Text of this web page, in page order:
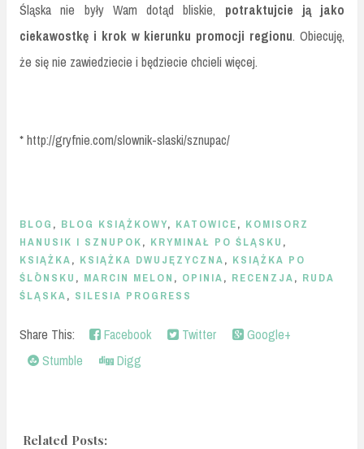
Śląska nie były Wam dotąd bliskie, potraktujcie ją jako
ciekawostkę i krok w kierunku promocji regionu. Obiecuję,
że się nie zawiedziecie i będziecie chcieli więcej.
* http://gryfnie.com/slownik-slaski/sznupac/
BLOG , BLOG KSIĄŻKOWY, KATOWICE, KOMISORZ
HANUSIK I SZNUPOK, KRYMINAŁ PO ŚLĄSKU ,
KSIĄŻKA, KSIĄŻKA DWUJĘZYCZNA, KSIĄŻKA PO
ŚLŌNSKU , MARCIN MELON , OPINIA, RECENZJA, RUDA
ŚLĄSKA, SILESIA PROGRESS
Share This: Facebook Twitter
Google+
Stumble
Digg
Related Posts: